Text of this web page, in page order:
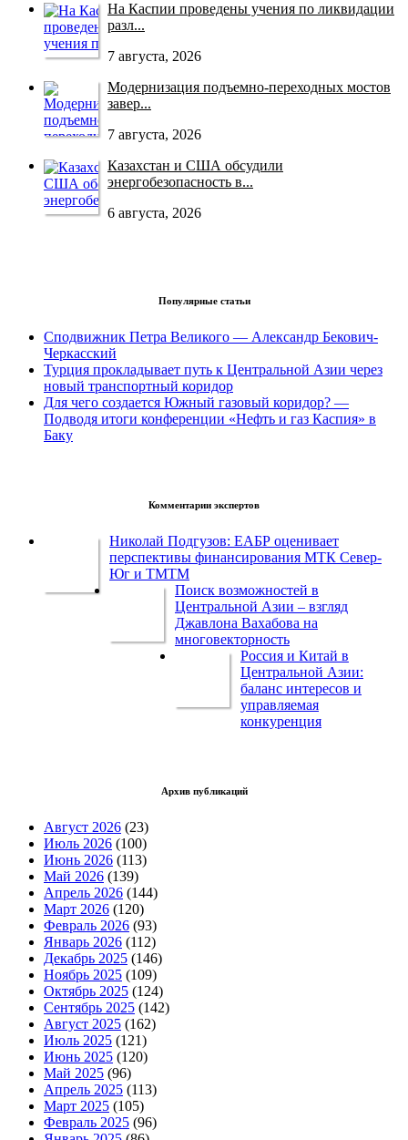
На Каспии проведены учения по ликвидации
разл...
7 августа, 2026
Модернизация подъемно-переходных мостов
завер...
7 августа, 2026
Казахстан и США обсудили
энергобезопасность в...
6 августа, 2026
Популярные статьи
Сподвижник Петра Великого — Александр Бекович-
Черкасский
Турция прокладывает путь к Центральной Азии через
новый транспортный коридор
Для чего создается Южный газовый коридор? —
Подводя итоги конференции «Нефть и газ Каспия» в
Баку
Комментарии экспертов
Николай Подгузов: ЕАБР оценивает
перспективы финансирования МТК Север-
Юг и ТМТМ
Поиск возможностей в
Центральной Азии – взгляд
Джавлона Вахабова на
многовекторность
Россия и Китай в
Центральной Азии:
баланс интересов и
управляемая
конкуренция
Архив публикаций
Август 2026 (23)
Июль 2026 (100)
Июнь 2026 (113)
Май 2026 (139)
Апрель 2026 (144)
Март 2026 (120)
Февраль 2026 (93)
Январь 2026 (112)
Декабрь 2025 (146)
Ноябрь 2025 (109)
Октябрь 2025 (124)
Сентябрь 2025 (142)
Август 2025 (162)
Июль 2025 (121)
Июнь 2025 (120)
Май 2025 (96)
Апрель 2025 (113)
Март 2025 (105)
Февраль 2025 (96)